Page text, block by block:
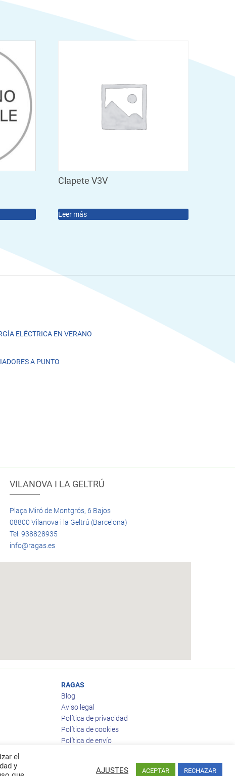
Clapete V3V
Leer más
ELÉCTRICA EN VERANO
A PUNTO
VILANOVA I LA GELTRÚ
Plaça Miró de Montgrós, 6 Bajos
08800 Vilanova i la Geltrú (Barcelona)
Tel: 938828935
info@ragas.es
RAGAS
Blog
Aviso legal
Política de privacidad
Política de cookies
Política de envío
el
y
AJUSTES ACEPTAR RECHAZAR